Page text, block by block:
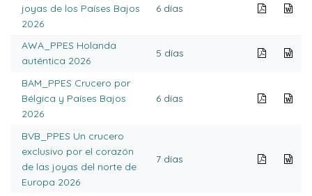
joyas de los Países Bajos
2026
6 días
AWA_PPES Holanda
auténtica 2026
5 días
BAM_PPES Crucero por
Bélgica y Países Bajos
2026
6 días
BVB_PPES Un crucero
exclusivo por el corazón
de las joyas del norte de
Europa 2026
7 días